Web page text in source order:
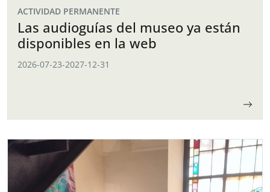
ACTIVIDAD PERMANENTE
Las audioguías del museo ya están
disponibles en la web
2026-07-23-2027-12-31